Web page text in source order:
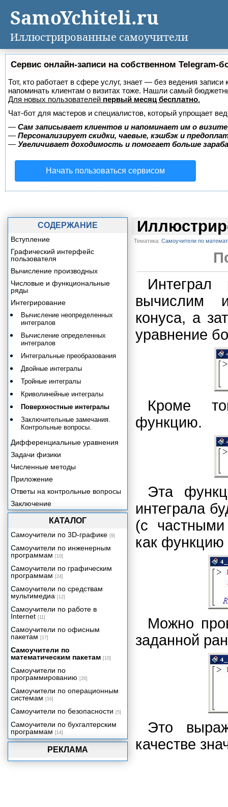
Сервис онлайн-записи на собственном Telegram-
Тот, кто работает в сфере услуг, знает — без ведения
напоминать клиентам о визитах тоже. Нашли самый
Для новых пользователей первый месяц бесплатно.
Чат-бот для мастеров и специалистов, который упрощает
— Сам записывает клиентов и напоминает им о
— Персонализирует скидки, чаевые, кэшбэк и
— Увеличивает доходимость и помогает больше
Начать пользоваться сервисом
Тематика: Самоучители по
вычислим
конуса, а
уравнение
Кроме
функцию.
Эта
интеграла
(с
как
Можно
заданной
Это
качестве
РЕКЛАМА
СОДЕРЖАНИЕ
Вступление
Графический интерфейс
пользователя
Вычисление производных
Числовые и функциональные
ряды
Интегрирование
Вычисление неопределенных
интегралов
Вычисление определенных
интегралов
Интегральные преобразования
Двойные интегралы
Тройные интегралы
Криволинейные интегралы
Поверхностные интегралы
Заключительные замечания.
Контрольные вопросы.
Дифференциальные уравнения
Задачи физики
Численные методы
Приложение
Ответы на контрольные вопросы
Заключение
КАТАЛОГ
Самоучители по 3D-графике [9]
Самоучители по инженерным
программам [10]
Самоучители по графическим
программам [24]
Самоучители по средствам
мультимедиа [12]
Самоучители по работе в
Internet [11]
Самоучители по офисным
пакетам [17]
Самоучители по
математическим пакетам [10]
Самоучители по
программированию [26]
Самоучители по операционным
системам [16]
Самоучители по безопасности [5]
Самоучители по бухгалтерским
программам [14]
SamoYchiteli.ru
Иллюстрированные самоучители